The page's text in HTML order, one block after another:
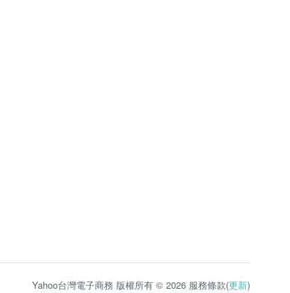
Yahoo台灣電子商務 版權所有 © 2026 服務條款(更新)